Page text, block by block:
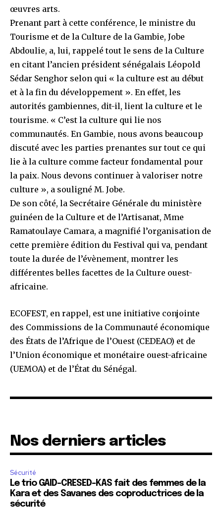
œuvres arts.
Prenant part à cette conférence, le ministre du
Tourisme et de la Culture de la Gambie, Jobe
Abdoulie, a, lui, rappelé tout le sens de la Culture
en citant l’ancien président sénégalais Léopold
Sédar Senghor selon qui « la culture est au début
et à la fin du développement ». En effet, les
autorités gambiennes, dit-il, lient la culture et le
tourisme. « C’est la culture qui lie nos
communautés. En Gambie, nous avons beaucoup
discuté avec les parties prenantes sur tout ce qui
lie à la culture comme facteur fondamental pour
la paix. Nous devons continuer à valoriser notre
culture », a souligné M. Jobe.
De son côté, la Secrétaire Générale du ministère
guinéen de la Culture et de l’Artisanat, Mme
Ramatoulaye Camara, a magnifié l’organisation de
cette première édition du Festival qui va, pendant
toute la durée de l’évènement, montrer les
différentes belles facettes de la Culture ouest-
africaine.
ECOFEST, en rappel, est une initiative conjointe
des Commissions de la Communauté économique
des États de l’Afrique de l’Ouest (CEDEAO) et de
l’Union économique et monétaire ouest-africaine
(UEMOA) et de l’État du Sénégal.
Nos derniers articles
Sécurité
Le trio GAID-CRESED-KAS fait des femmes de la
Kara et des Savanes des coproductrices de la
sécurité